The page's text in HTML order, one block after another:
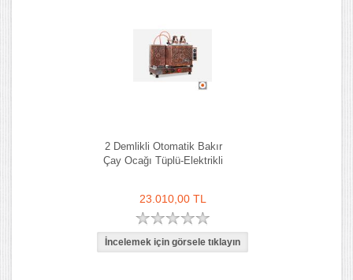
2 Demlikli Otomatik Bakır
Çay Ocağı Tüplü-Elektrikli
23.010,00 TL